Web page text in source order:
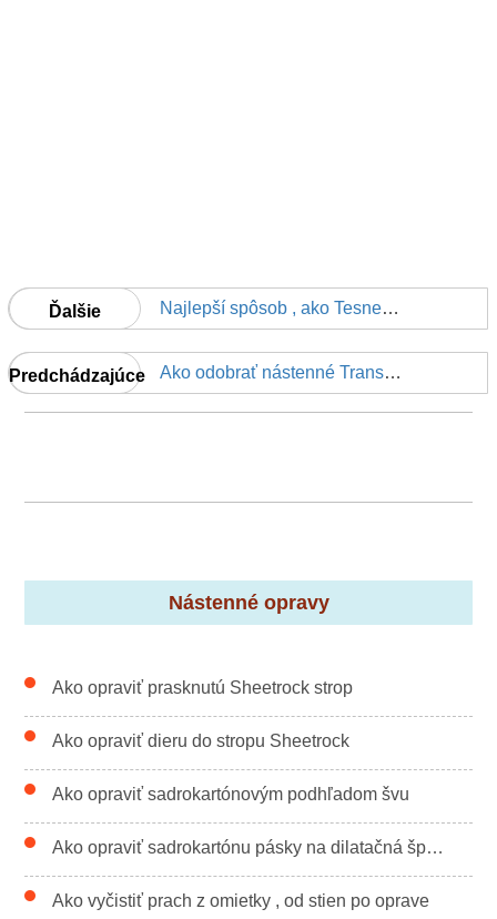
Ďalšie Najlepší spôsob , ako Tesnenie základových múrov
Predchádzajúce Ako odobrať nástenné Transfery
Nástenné opravy
Ako opraviť prasknutú Sheetrock strop
Ako opraviť dieru do stropu Sheetrock
Ako opraviť sadrokartónovým podhľadom švu
Ako opraviť sadrokartónu pásky na dilatačná špára
Ako vyčistiť prach z omietky , od stien po oprave